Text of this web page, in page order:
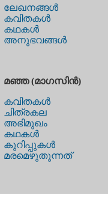
ലേഖനങ്ങള്‍
കവിതകള്‍
കഥകള്‍
അനുഭവങ്ങള്‍
മഞ്ഞ (മാഗസിന്‍)
കവിതകള്‍
ചിത്രകല
അഭിമുഖം
കഥകള്‍
കുറിപ്പുകള്‍
മരമെഴുതുന്നത്